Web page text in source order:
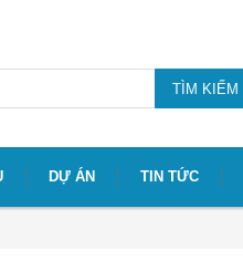
TÌM KIẾM
DỰ ÁN TIN TỨC